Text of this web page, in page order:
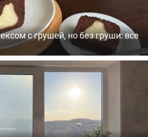
с грушей, но без груши: все